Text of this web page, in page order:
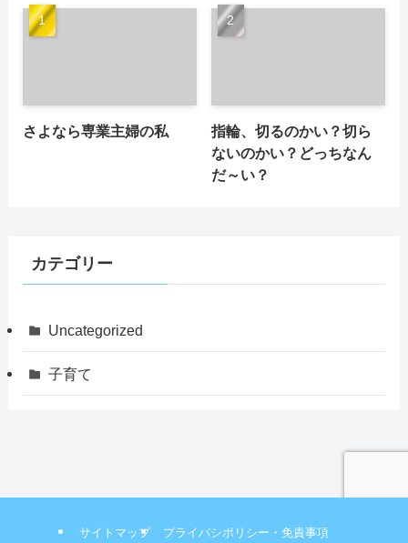
さよなら専業主婦の私
指輪、切るのかい？切ら
ないのかい？どっちなん
だ～い？
カテゴリー
Uncategorized
子育て
サイトマップ プライバシポリシー・免責事項